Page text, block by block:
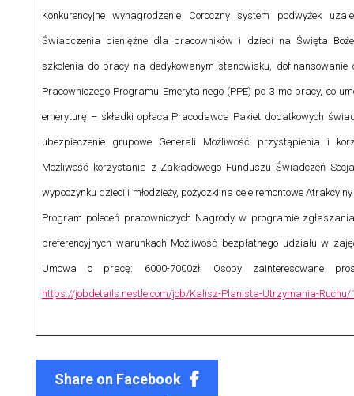
Konkurencyjne wynagrodzenie Coroczny system podwyżek
Świadczenia pieniężne dla pracowników i dzieci na Święta
szkolenia do pracy na dedykowanym stanowisku,
Pracowniczego Programu Emerytalnego (PPE) po 3 mc pracy, co
emeryturę – składki opłaca Pracodawca Pakiet dodatkowych
ubezpieczenie grupowe Generali Możliwość przystąpienia i
Możliwość korzystania z Zakładowego Funduszu Świadczeń
wypoczynku dzieci i młodzieży, pożyczki na cele remontowe
Program poleceń pracowniczych Nagrody w programie
preferencyjnych warunkach Możliwość bezpłatnego udziału w
Umowa o pracę: 6000-7000zł. Osoby zainteresowane
https://jobdetails.nestle.com/job/Kalisz-Planista-Utrzymania-Ruchu/
Share on Facebook